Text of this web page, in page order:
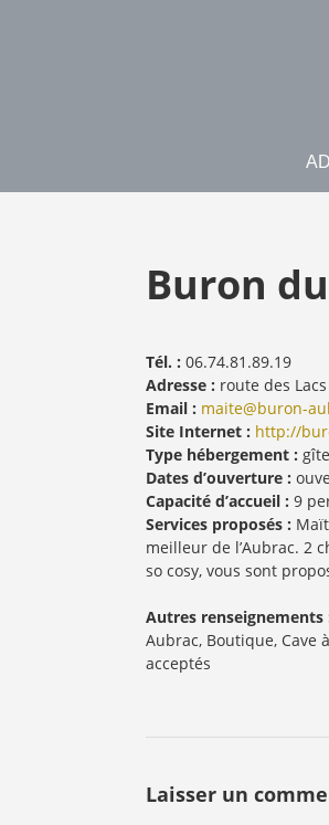
Buron
Tél. : 06.74.81.89.19
Adresse :
Email : maite@buron-
Site Internet : http://
Type hébergement :
Dates d’ouverture :
Capacité d’accueil : 9
Services proposés :
meilleur de l’Aubrac. 2
so cosy, vous sont
Autres renseignements
Aubrac, Boutique, Cave
acceptés
Laisser un